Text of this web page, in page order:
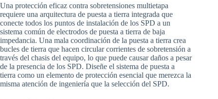
Una protección eficaz contra sobretensiones multietapa
requiere una arquitectura de puesta a tierra integrada que
conecte todos los puntos de instalación de los SPD a un
sistema común de electrodos de puesta a tierra de baja
impedancia. Una mala coordinación de la puesta a tierra crea
bucles de tierra que hacen circular corrientes de sobretensión a
través del chasis del equipo, lo que puede causar daños a pesar
de la presencia de los SPD. Diseñe el sistema de puesta a
tierra como un elemento de protección esencial que merezca la
misma atención de ingeniería que la selección del SPD.